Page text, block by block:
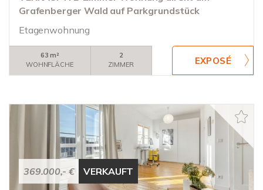
Grafenberger Wald auf Parkgrundstück
Etagenwohnung
63 m²
WOHNFLÄCHE
2
ZIMMER
369.000,- € VERKAUFT